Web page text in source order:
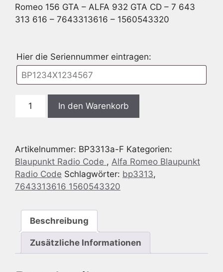
Romeo 156 GTA – ALFA 932 GTA CD – 7 643
313 616 – 7643313616 – 1560543320
Hier die Seriennummer eintragen:
Blaupunkt
156
GTA
-
ALFA
GTA
In den Warenkorb
Artikelnummer: BP3313a-F Kategorien:
Blaupunkt Radio Code , Alfa Romeo Blaupunkt
Radio Code Schlagwörter: bp3313,
7643313616 1560543320
Beschreibung
Zusätzliche Informationen